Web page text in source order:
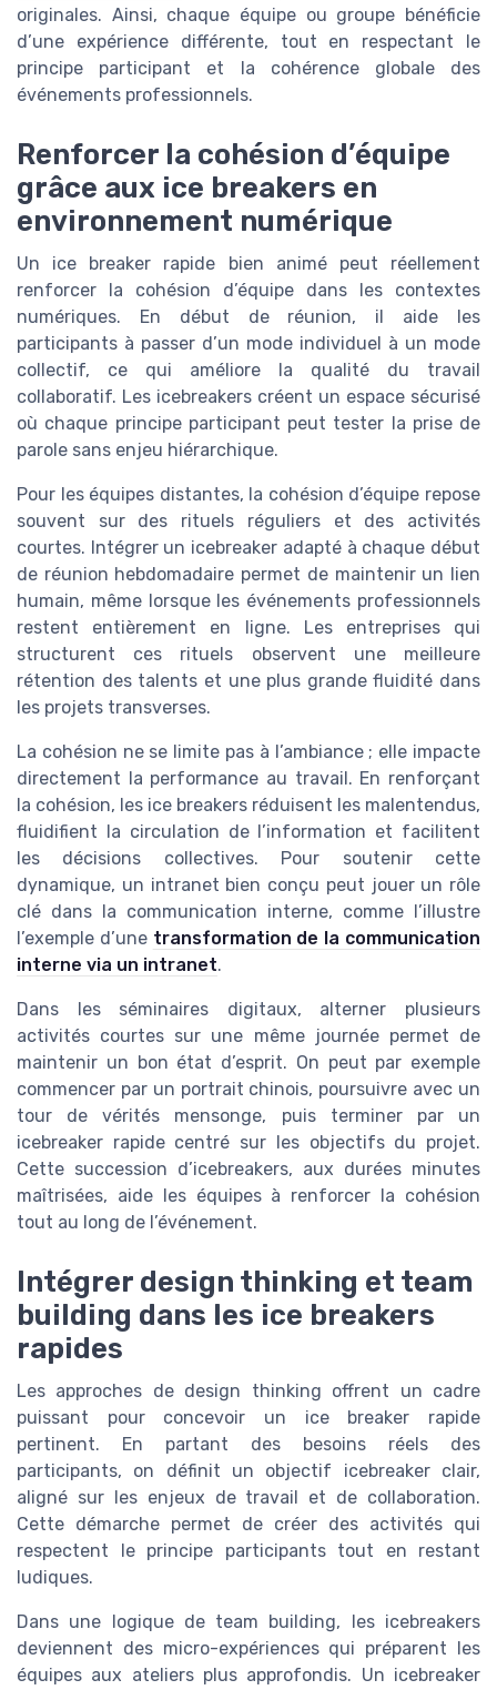
originales. Ainsi, chaque équipe ou groupe bénéficie
d’une expérience différente, tout en respectant le
principe participant et la cohérence globale des
événements professionnels.
Renforcer la cohésion d’équipe
grâce aux ice breakers en
environnement numérique
Un ice breaker rapide bien animé peut réellement
renforcer la cohésion d’équipe dans les contextes
numériques. En début de réunion, il aide les
participants à passer d’un mode individuel à un mode
collectif, ce qui améliore la qualité du travail
collaboratif. Les icebreakers créent un espace sécurisé
où chaque principe participant peut tester la prise de
parole sans enjeu hiérarchique.
Pour les équipes distantes, la cohésion d’équipe repose
souvent sur des rituels réguliers et des activités
courtes. Intégrer un icebreaker adapté à chaque début
de réunion hebdomadaire permet de maintenir un lien
humain, même lorsque les événements professionnels
restent entièrement en ligne. Les entreprises qui
structurent ces rituels observent une meilleure
rétention des talents et une plus grande fluidité dans
les projets transverses.
La cohésion ne se limite pas à l’ambiance ; elle impacte
directement la performance au travail. En renforçant
la cohésion, les ice breakers réduisent les malentendus,
fluidifient la circulation de l’information et facilitent
les décisions collectives. Pour soutenir cette
dynamique, un intranet bien conçu peut jouer un rôle
clé dans la communication interne, comme l’illustre
l’exemple d’une transformation de la communication
interne via un intranet.
Dans les séminaires digitaux, alterner plusieurs
activités courtes sur une même journée permet de
maintenir un bon état d’esprit. On peut par exemple
commencer par un portrait chinois, poursuivre avec un
tour de vérités mensonge, puis terminer par un
icebreaker rapide centré sur les objectifs du projet.
Cette succession d’icebreakers, aux durées minutes
maîtrisées, aide les équipes à renforcer la cohésion
tout au long de l’événement.
Intégrer design thinking et team
building dans les ice breakers
rapides
Les approches de design thinking offrent un cadre
puissant pour concevoir un ice breaker rapide
pertinent. En partant des besoins réels des
participants, on définit un objectif icebreaker clair,
aligné sur les enjeux de travail et de collaboration.
Cette démarche permet de créer des activités qui
respectent le principe participants tout en restant
ludiques.
Dans une logique de team building, les icebreakers
deviennent des micro-expériences qui préparent les
équipes aux ateliers plus approfondis. Un icebreaker